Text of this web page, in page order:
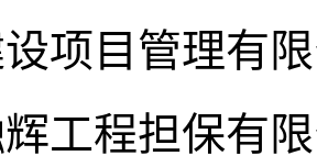
项目管理有
工程担保有